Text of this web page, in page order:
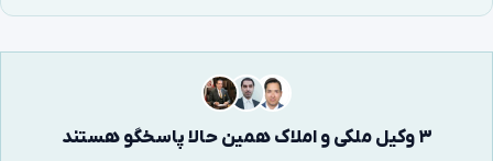
۳ وکیل ملکی و املاک همین حالا پاسخگو هستند